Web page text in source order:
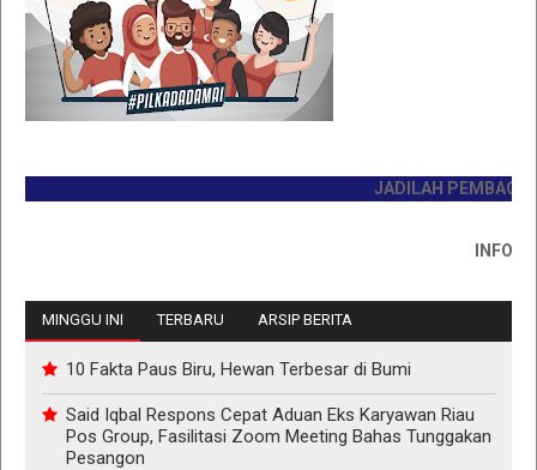
JADILAH PEMBACA
INFO
MINGGU INI TERBARU ARSIP BERITA
10 Fakta Paus Biru, Hewan Terbesar di Bumi
Said Iqbal Respons Cepat Aduan Eks Karyawan Riau
Pos Group, Fasilitasi Zoom Meeting Bahas Tunggakan
Pesangon